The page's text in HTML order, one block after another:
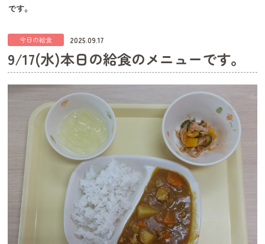
です。
今日の給食 2025.09.17
9/17(水)本日の給食のメニューです。